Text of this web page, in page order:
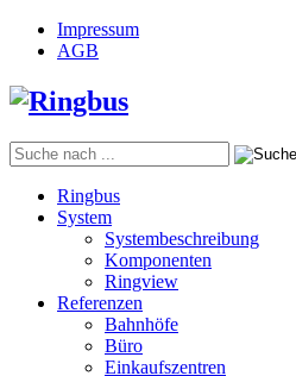
Impressum
AGB
Ringbus
System
Systembeschreibung
Komponenten
Ringview
Referenzen
Bahnhöfe
Büro
Einkaufszentren